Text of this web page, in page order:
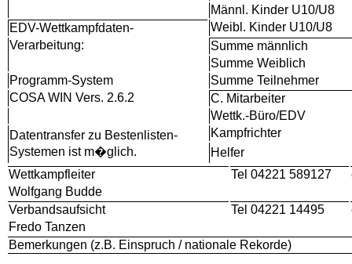
Männl. Kinder U10/U8
EDV-Wettkampfdaten-
Weibl. Kinder U10/U8
Verarbeitung:
Summe männlich
Summe Weiblich
Programm-System
Summe Teilnehmer
COSA WIN Vers. 2.6.2
C. Mitarbeiter
Wettk.-Büro/EDV
Datentransfer zu Bestenlisten-
Systemen ist m�glich.
Kampfrichter
Helfer
Wettkampfleiter
Tel 04221 589127
Wolfgang Budde
Verbandsaufsicht
Tel 04221 14495
Fredo Tanzen
Bemerkungen (z.B. Einspruch / nationale Rekorde)